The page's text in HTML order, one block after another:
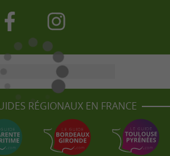
RÉGIONAUX EN FRANCE